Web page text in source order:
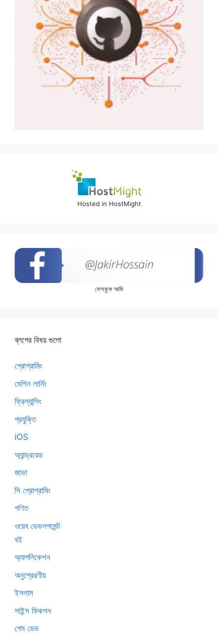
Hosted in HostMight
ফেসবুকে আমি
ব্লগের বিষয় গুলো
প্রোগ্রামিং
মেশিন লার্নিং
ফ্রিল্যান্সিং
প্রযুক্তি
iOS
অ্যান্ড্রয়েড
জাভা
সি প্রোগ্রামিং
গণিত
ওয়েব ডেভলপমেন্ট
বই
অ্যাপলিকেশন
অনুপ্রেরণীয়
ইসলাম
সাইন্স ফিকশন
গেম ডেভ